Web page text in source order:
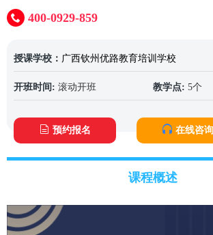
400-0929-859
授课学校： 广西钦州优路教育培训学校
开班时间: 滚动开班 教学点: 5个
预约报名 在线咨询
课程概述